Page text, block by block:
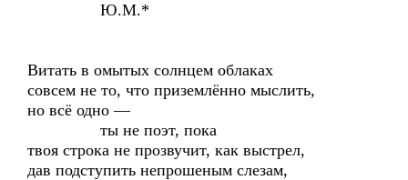
Ю.М.*
Витать в омытых солнцем облаках
совсем не то, что приземлённо мыслить,
но всё одно —
ты не поэт, пока
твоя строка не прозвучит, как выстрел,
дав подступить непрошеным слезам,